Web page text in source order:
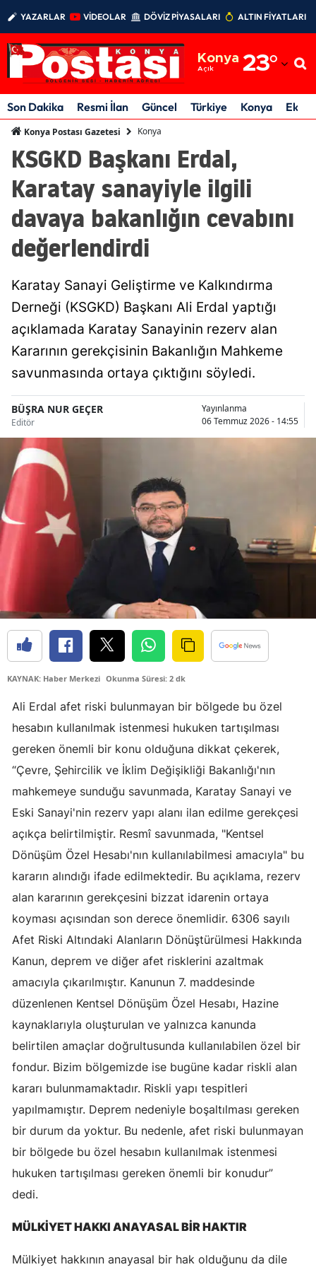
YAZARLAR VİDEOLAR DÖVİZ PİYASALARI ALTIN FİYATLARI
Konya
Açık 23°
Adıyaman
Afyonkarahisar
Amasya
Ankara
Antalya
Balıkesir
Bilecik
Bingöl
Bolu
Çankırı
Çorum
Diyarbakır
Edirne
Erzincan
Erzurum
Eskişehir
Gaziantep
Gümüşhane
Hakkari
Hatay
Isparta
Mersin
İstanbul
İzmir
Kastamonu
Kayseri
Kırşehir
Konya
Kütahya
Son Dakika Resmi İlan Güncel Türkiye Konya
Konya Postası Gazetesi Konya
KSGKD Başkanı Erdal,
Karatay sanayiyle ilgili
davaya bakanlığın cevabını
değerlendirdi
Karatay Sanayi Geliştirme ve Kalkındırma
Derneği (KSGKD) Başkanı Ali Erdal yaptığı
açıklamada Karatay Sanayinin rezerv alan
Kararının gerekçisinin Bakanlığın Mahkeme
savunmasında ortaya çıktığını söyledi.
BÜŞRA NUR GEÇER
Editör
Yayınlanma
06 Temmuz 2026 - 14:55
KAYNAK: Haber Merkezi Okunma Süresi: 2 dk
Ali Erdal afet riski bulunmayan bir bölgede bu özel
hesabın kullanılmak istenmesi hukuken tartışılması
gereken önemli bir konu olduğuna dikkat çekerek,
“Çevre, Şehircilik ve İklim Değişikliği Bakanlığı'nın
mahkemeye sunduğu savunmada, Karatay Sanayi ve
Eski Sanayi'nin rezerv yapı alanı ilan edilme gerekçesi
açıkça belirtilmiştir. Resmî savunmada, "Kentsel
Dönüşüm Özel Hesabı'nın kullanılabilmesi amacıyla" bu
kararın alındığı ifade edilmektedir. Bu açıklama, rezerv
alan kararının gerekçesini bizzat idarenin ortaya
koyması açısından son derece önemlidir. 6306 sayılı
Afet Riski Altındaki Alanların Dönüştürülmesi Hakkında
Kanun, deprem ve diğer afet risklerini azaltmak
amacıyla çıkarılmıştır. Kanunun 7. maddesinde
düzenlenen Kentsel Dönüşüm Özel Hesabı, Hazine
kaynaklarıyla oluşturulan ve yalnızca kanunda
belirtilen amaçlar doğrultusunda kullanılabilen özel bir
fondur. Bizim bölgemizde ise bugüne kadar riskli alan
kararı bulunmamaktadır. Riskli yapı tespitleri
yapılmamıştır. Deprem nedeniyle boşaltılması gereken
bir durum da yoktur. Bu nedenle, afet riski bulunmayan
bir bölgede bu özel hesabın kullanılmak istenmesi
hukuken tartışılması gereken önemli bir konudur”
dedi.
MÜLKİYET HAKKI ANAYASAL BİR HAKTIR
Mülkiyet hakkının anayasal bir hak olduğunu da dile